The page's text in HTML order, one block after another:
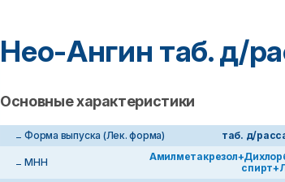
Нео-Ангин таб. д/
Основные характеристики
Форма выпуска (Лек. форма) таб. д/
МНН